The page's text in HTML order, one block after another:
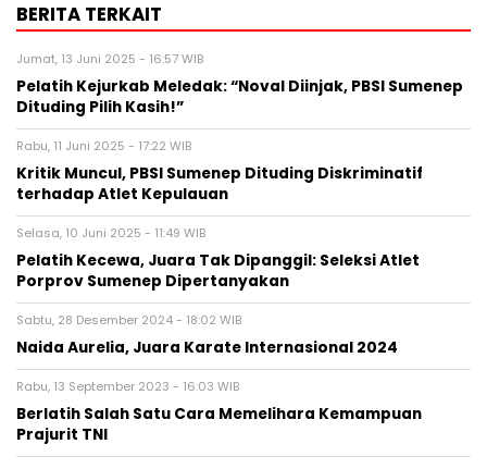
BERITA TERKAIT
Jumat, 13 Juni 2025 - 16:57 WIB
Pelatih Kejurkab Meledak: “Noval Diinjak, PBSI Sumenep
Dituding Pilih Kasih!”
Rabu, 11 Juni 2025 - 17:22 WIB
Kritik Muncul, PBSI Sumenep Dituding Diskriminatif
terhadap Atlet Kepulauan
Selasa, 10 Juni 2025 - 11:49 WIB
Pelatih Kecewa, Juara Tak Dipanggil: Seleksi Atlet
Porprov Sumenep Dipertanyakan
Sabtu, 28 Desember 2024 - 18:02 WIB
Naida Aurelia, Juara Karate Internasional 2024
Rabu, 13 September 2023 - 16:03 WIB
Berlatih Salah Satu Cara Memelihara Kemampuan
Prajurit TNI